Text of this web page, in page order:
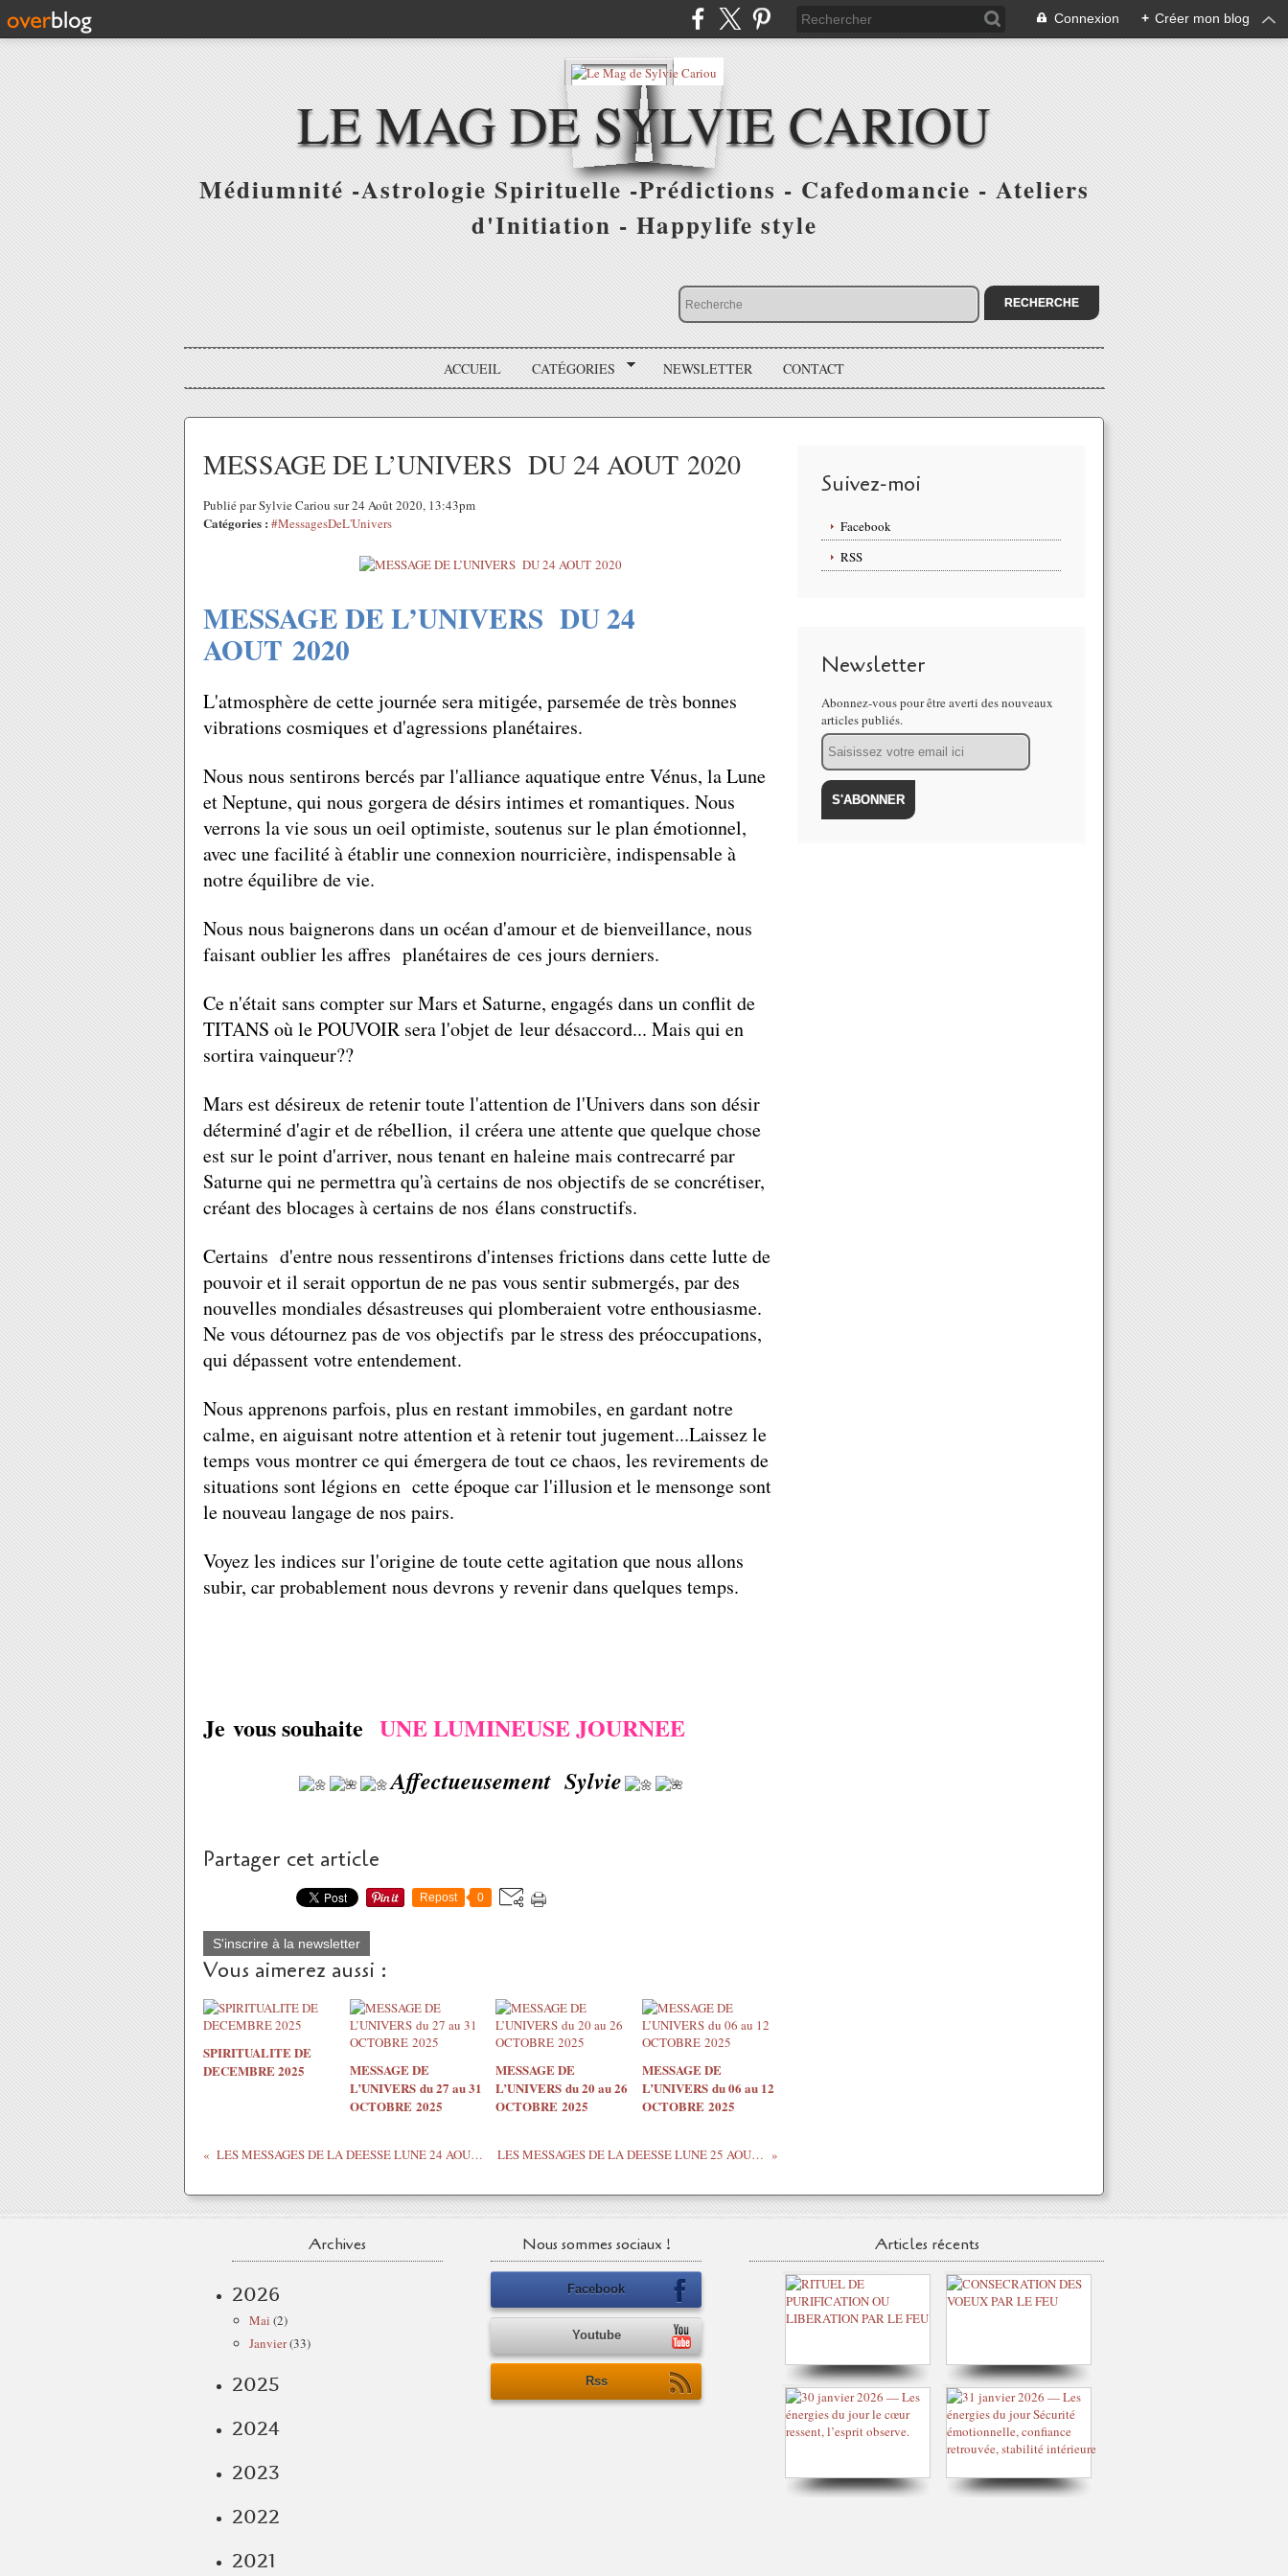
Connexion + Créer mon blog
LE MAG DE SYLVIE CARIOU
Médiumnité -Astrologie Spirituelle -Prédictions - Cafedomancie - Ateliers
d'Initiation - Happylife style
ACCUEIL CATÉGORIES NEWSLETTER CONTACT
MESSAGE DE L’UNIVERS DU 24 AOUT 2020
Publié par Sylvie Cariou sur 24 Août 2020, 13:43pm
Catégories : #MessagesDeL'Univers
MESSAGE DE L’UNIVERS DU 24
AOUT 2020
L'atmosphère de cette journée sera mitigée, parsemée de très bonnes
vibrations cosmiques et d'agressions planétaires.
Nous nous sentirons bercés par l'alliance aquatique entre Vénus, la Lune
et Neptune, qui nous gorgera de désirs intimes et romantiques. Nous
verrons la vie sous un oeil optimiste, soutenus sur le plan émotionnel,
avec une facilité à établir une connexion nourricière, indispensable à
notre équilibre de vie.
Nous nous baignerons dans un océan d'amour et de bienveillance, nous
faisant oublier les affres planétaires de ces jours derniers.
Ce n'était sans compter sur Mars et Saturne, engagés dans un conflit de
TITANS où le POUVOIR sera l'objet de leur désaccord... Mais qui en
sortira vainqueur??
Mars est désireux de retenir toute l'attention de l'Univers dans son désir
déterminé d'agir et de rébellion, il créera une attente que quelque chose
est sur le point d'arriver, nous tenant en haleine mais contrecarré par
Saturne qui ne permettra qu'à certains de nos objectifs de se concrétiser,
créant des blocages à certains de nos élans constructifs.
Certains d'entre nous ressentirons d'intenses frictions dans cette lutte de
pouvoir et il serait opportun de ne pas vous sentir submergés, par des
nouvelles mondiales désastreuses qui plomberaient votre enthousiasme.
Ne vous détournez pas de vos objectifs par le stress des préoccupations,
qui dépassent votre entendement.
Nous apprenons parfois, plus en restant immobiles, en gardant notre
calme, en aiguisant notre attention et à retenir tout jugement...Laissez le
temps vous montrer ce qui émergera de tout ce chaos, les revirements de
situations sont légions en cette époque car l'illusion et le mensonge sont
le nouveau langage de nos pairs.
Voyez les indices sur l'origine de toute cette agitation que nous allons
subir, car probablement nous devrons y revenir dans quelques temps.
Je vous souhaite UNE LUMINEUSE JOURNEE
Affectueusement Sylvie
Partager cet article
Repost 0
S'inscrire à la newsletter
Vous aimerez aussi :
SPIRITUALITE DE
DECEMBRE 2025
MESSAGE DE
L’UNIVERS du 27 au 31
OCTOBRE 2025
MESSAGE DE
L’UNIVERS du 20 au 26
OCTOBRE 2025
MESSAGE DE
L’UNIVERS du 06 au 12
OCTOBRE 2025
LES MESSAGES DE LA DEESSE LUNE 24 AOUT 2020 LES MESSAGES DE LA DEESSE LUNE 25 AOUT 2020
Suivez-moi
Facebook
RSS
Newsletter
Abonnez-vous pour être averti des nouveaux
articles publiés.
Email
Archives
2026
Mai (2)
Janvier(33)
2025
2024
2023
2022
2021
Nous sommes sociaux !
Facebook
Youtube
Rss
Articles récents